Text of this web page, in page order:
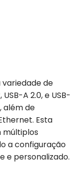
de
A 2.0, e USB-
além de
Esta
múltiplos
a configuração
e personalizado.